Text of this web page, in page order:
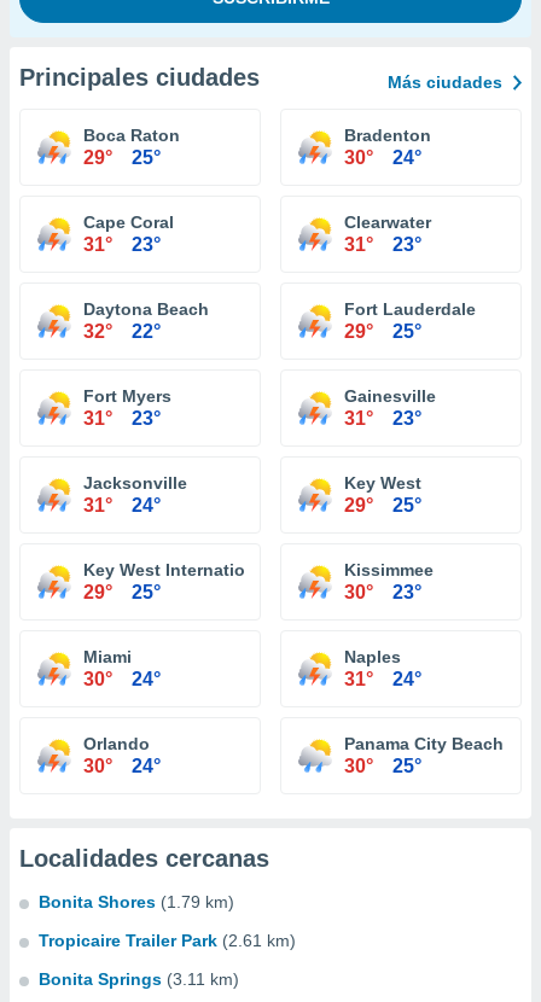
Principales ciudades Más ciudades
Boca Raton
29° 25°
Bradenton
30° 24°
Cape Coral
31° 23°
Clearwater
31° 23°
Daytona Beach
32° 22°
Fort Lauderdale
29° 25°
Fort Myers
31° 23°
Gainesville
31° 23°
Jacksonville
31° 24°
Key West
29° 25°
Key West International Airport
29° 25°
Kissimmee
30° 23°
Miami
30° 24°
Naples
31° 24°
Orlando
30° 24°
Panama City Beach
30° 25°
Localidades cercanas
Bonita Shores (1.79 km)
Tropicaire Trailer Park (2.61 km)
Bonita Springs (3.11 km)